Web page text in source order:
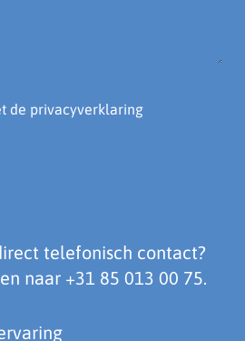
de privacyverklaring
telefonisch contact?
naar +31 85 013 00 75.